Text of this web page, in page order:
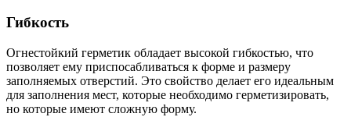
Гибкость
Огнестойкий герметик обладает высокой гибкостью, что
позволяет ему приспосабливаться к форме и размеру
заполняемых отверстий. Это свойство делает его идеальным
для заполнения мест, которые необходимо герметизировать,
но которые имеют сложную форму.